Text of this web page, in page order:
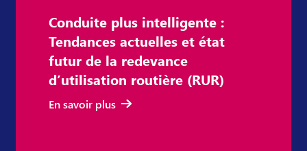
Conduite plus intelligente :
Tendances actuelles et état
futur de la redevance
d’utilisation routière (RUR)
En savoir plus